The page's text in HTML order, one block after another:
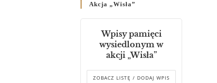
днях 2-12 липня 2024 р.”
Декрет єпископів
Перемисько-Варшавської
Митрополії стосовно
звершування Божественної
літургії
Akcja „Wisła”
Wpisy pamięci
wysiedlonym w
akcji „Wisła”
ZOBACZ LISTĘ / DODAJ WPIS